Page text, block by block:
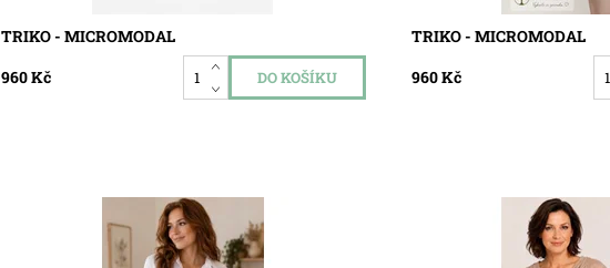
TRIKO - MICROMODAL
960 Kč
TRIKO - MICROMODAL
960 Kč
Skladem
5828
Skladem
5821